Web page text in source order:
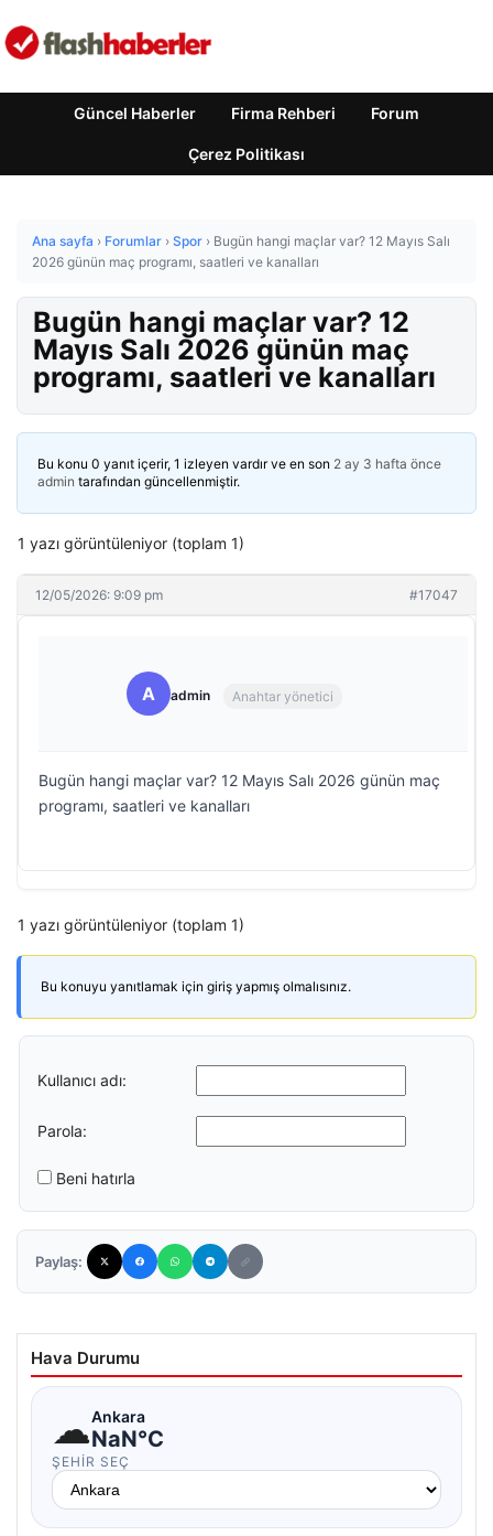
Güncel Haberler Firma Rehberi Forum
Çerez Politikası
Ana sayfa › Forumlar › Spor › Bugün hangi maçlar var? 12 Mayıs Salı
2026 günün maç programı, saatleri ve kanalları
Bugün hangi maçlar var? 12
Mayıs Salı 2026 günün maç
programı, saatleri ve kanalları
Bu konu 0 yanıt içerir, 1 izleyen vardır ve en son 2 ay 3 hafta önce
admin tarafından güncellenmiştir.
1 yazı görüntüleniyor (toplam 1)
12/05/2026: 9:09 pm #17047
A admin Anahtar yönetici
Bugün hangi maçlar var? 12 Mayıs Salı 2026 günün maç
programı, saatleri ve kanalları
1 yazı görüntüleniyor (toplam 1)
Bu konuyu yanıtlamak için giriş yapmış olmalısınız.
Kullanıcı adı:
Parola:
Beni hatırla
Paylaş:
Hava Durumu
☁Ankara
NaN°C
ŞEHIR SEÇ